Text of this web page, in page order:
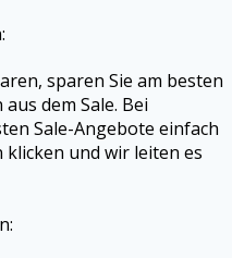
sparen Sie am besten
dem Sale. Bei
Sale-Angebote einfach
klicken und wir leiten es